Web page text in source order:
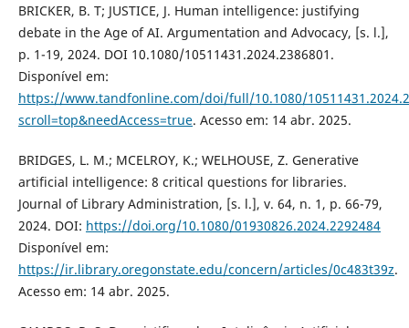
BRICKER, B. T; JUSTICE, J. Human intelligence: justifying
debate in the Age of AI. Argumentation and Advocacy, [s. l.],
p. 1-19, 2024. DOI 10.1080/10511431.2024.2386801.
Disponível em:
https://www.tandfonline.com/doi/full/10.1080/
scroll=top&needAccess=true. Acesso em: 14 abr. 2025.
BRIDGES, L. M.; MCELROY, K.; WELHOUSE, Z. Generative
artificial intelligence: 8 critical questions for libraries.
Journal of Library Administration, [s. l.], v. 64, n. 1, p. 66-79,
2024. DOI: https://doi.org/10.1080/01930826.2024.2292484
Disponível em:
https://ir.library.oregonstate.edu/concern/articles/0c483t39z.
Acesso em: 14 abr. 2025.